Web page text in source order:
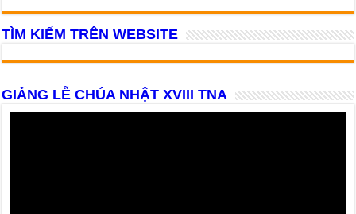
TÌM KIẾM TRÊN WEBSITE
GIẢNG LỄ CHÚA NHẬT XVIII TNA